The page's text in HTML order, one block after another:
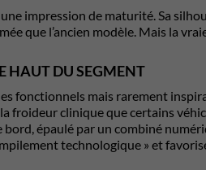
impression de maturité. Sa
que l’ancien modèle. Mais la
HAUT DU SEGMENT
fonctionnels mais rarement
froideur clinique que certains
épaulé par un combiné
technologique » et